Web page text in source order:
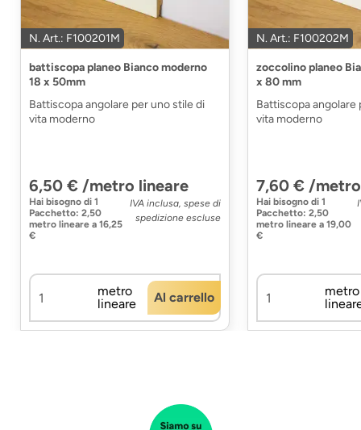
N. Art.: F100201M
battiscopa planeo Bianco moderno
18 x 50mm
Battiscopa angolare per uno stile di
vita moderno
6,50 € /metro lineare
Hai bisogno di 1
Pacchetto: 2,50
metro lineare a 16,25
€
IVA inclusa, spese di
spedizione escluse
metro
lineare
Al carrello
N. Art.: F100202M
zoccolino planeo
x 80 mm
Battiscopa angolare
vita moderno
7,60 € /
Hai bisogno di 1
Pacchetto: 2,50
metro lineare a 19,00
€
metro